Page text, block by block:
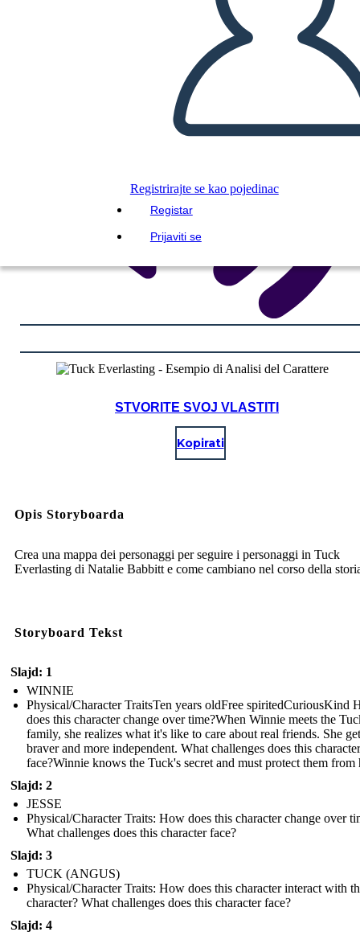
Registrirajte se kao pojedinac
Registar
Prijaviti se
STVORITE SVOJ VLASTITI
Kopirati
Opis Storyboarda
Crea una mappa dei personaggi per seguire i personaggi in Tuck
Everlasting di Natalie Babbitt e come cambiano nel corso della
Storyboard Tekst
Slajd: 1
WINNIE
Physical/Character TraitsTen years oldFree spiritedCuriousKind
does this character change over time? When Winnie meets the
family, she realizes what it's like to care about real friends. She
braver and more independent. What challenges does this character
face? Winnie knows the Tuck's secret and must protect them from
Slajd: 2
JESSE
Physical/Character Traits: How does this character change over
What challenges does this character face?
Slajd: 3
TUCK (ANGUS)
Physical/Character Traits: How does this character interact with
character? What challenges does this character face?
Slajd: 4